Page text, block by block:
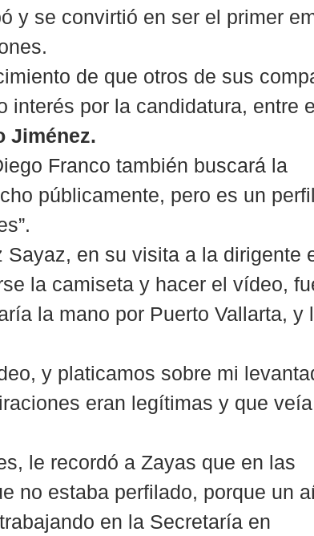
y se convirtió en ser el primer
de que otros de sus
interés por la candidatura, entre
Jiménez.
Franco también buscará la
públicamente, pero es un
Sayaz, en su visita a la dirigente
la camiseta y hacer el vídeo,
la mano por Puerto Vallarta, y
y platicamos sobre mi
eran legítimas y que
le recordó a Zayas que en las
no estaba perfilado, porque un
en la Secretaría en